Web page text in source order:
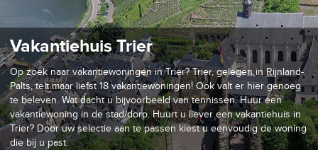
Vakantiehuis Trier
Op zoek naar vakantiewoningen in Trier? Trier, gelegen in Rijnland-
Palts, telt maar liefst 18 vakantiewoningen! Ook valt er hier genoeg
te beleven. Wat dacht u bijvoorbeeld van tennissen. Huur een
vakantiewoning in de stad/dorp. Huurt u liever een vakantiehuis in
Trier? Door uw selectie aan te passen kiest u eenvoudig de woning
die bij u past.